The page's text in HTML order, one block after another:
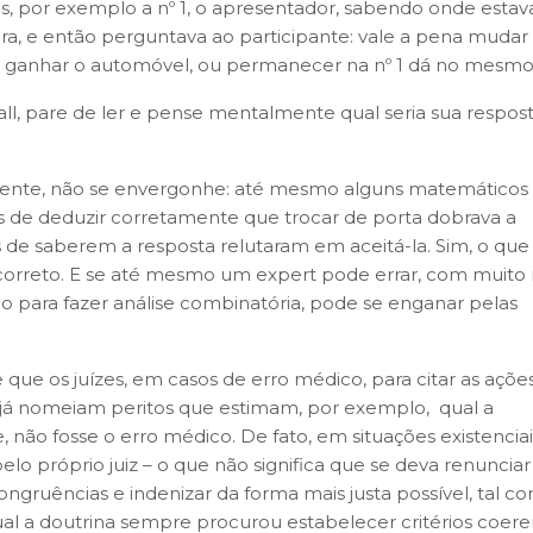
por exemplo a nº 1, o apresentador, sabendo onde
e então perguntava ao participante: vale a pena mudar
o automóvel, ou permanecer na nº 1 dá no
pare de ler e pense mentalmente qual seria sua
não se envergonhe: até mesmo alguns matemáticos
de deduzir corretamente que trocar de porta dobrava a
saberem a resposta relutaram em aceitá-la. Sim, o que
E se até mesmo um expert pode errar, com muito
para fazer análise combinatória, pode se enganar pelas
os juízes, em casos de erro médico, para citar as
nomeiam peritos que estimam, por exemplo, qual a
fosse o erro médico. De fato, em situações
próprio juiz – o que não significa que se deva
e indenizar da forma mais justa possível, tal
a doutrina sempre procurou estabelecer critérios